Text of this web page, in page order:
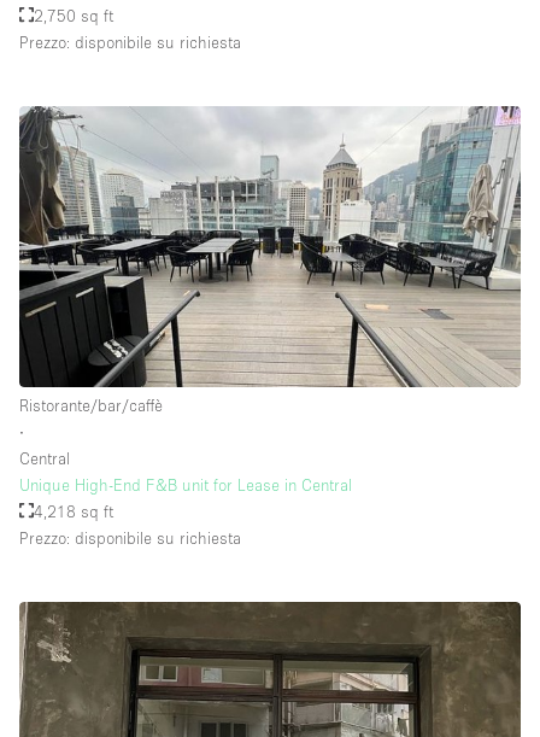
2,750 sq ft
Prezzo: disponibile su richiesta
Ristorante/bar/caffè
∙
Central
Unique High-End F&B unit for Lease in Central
4,218 sq ft
Prezzo: disponibile su richiesta